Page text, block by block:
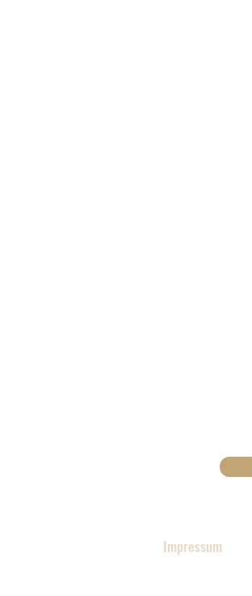
Impressum